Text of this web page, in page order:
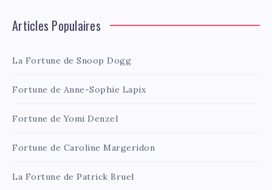
Articles Populaires
La Fortune de Snoop Dogg
Fortune de Anne-Sophie Lapix
Fortune de Yomi Denzel
Fortune de Caroline Margeridon
La Fortune de Patrick Bruel